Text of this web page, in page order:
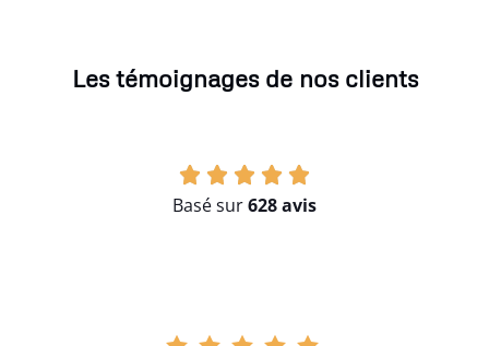
Les témoignages de nos clients
Basé sur628 avis